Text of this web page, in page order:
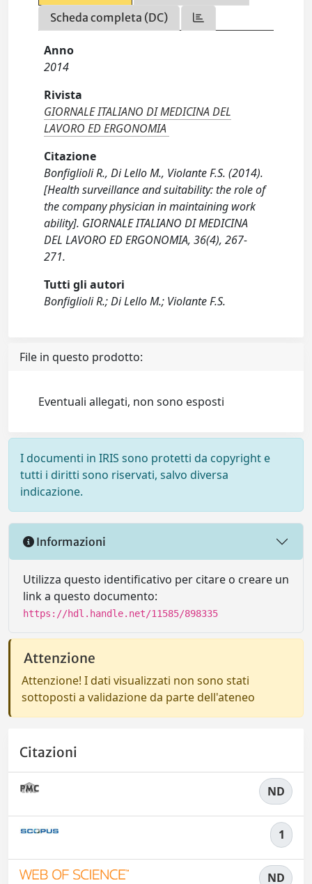
Scheda completa (DC)
Anno
2014
Rivista
GIORNALE ITALIANO DI MEDICINA DEL
LAVORO ED ERGONOMIA
Citazione
Bonfiglioli R., Di Lello M., Violante F.S. (2014).
[Health surveillance and suitability: the role of
the company physician in maintaining work
ability]. GIORNALE ITALIANO DI MEDICINA
DEL LAVORO ED ERGONOMIA, 36(4), 267-
271.
Tutti gli autori
Bonfiglioli R.; Di Lello M.; Violante F.S.
File in questo prodotto:
Eventuali allegati, non sono esposti
I documenti in IRIS sono protetti da copyright e
tutti i diritti sono riservati, salvo diversa
indicazione.
Informazioni
Utilizza questo identificativo per citare o creare un
link a questo documento:
https://hdl.handle.net/11585/898335
Attenzione
Attenzione! I dati visualizzati non sono stati
sottoposti a validazione da parte dell'ateneo
Citazioni
ND
1
ND